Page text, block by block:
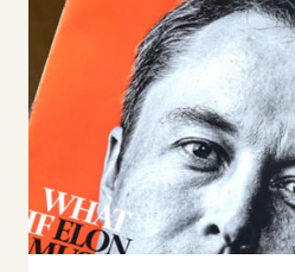
DESCUBRIR AHORA